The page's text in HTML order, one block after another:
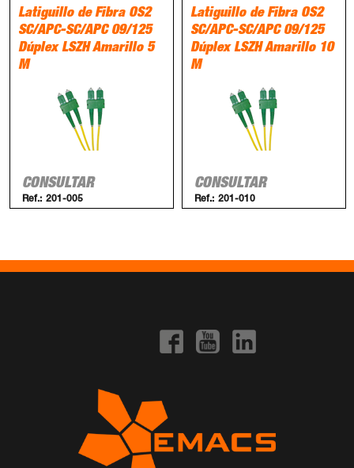
Latiguillo de Fibra OS2
SC/APC-SC/APC 09/125
Dúplex LSZH Amarillo 5
M
CONSULTAR
Ref.: 201-005
Latiguillo de Fibra OS2
SC/APC-SC/APC 09/125
Dúplex LSZH Amarillo 10
M
CONSULTAR
Ref.: 201-010